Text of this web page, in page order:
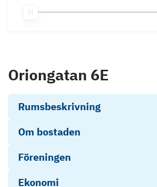
Oriongatan 6E
Rumsbeskrivning
Om bostaden
Föreningen
Ekonomi